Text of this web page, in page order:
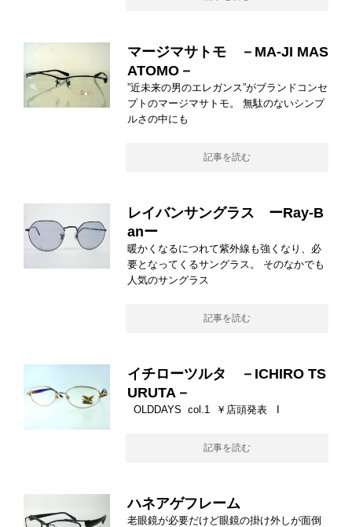
マージマサトモ －MA-JI MAS
ATOMO－
”近未来の男のエレガンス”がブランドコンセ
プトのマージマサトモ。 無駄のないシンプ
ルさの中にも
記事を読む
レイバンサングラス ーRay-B
anー
暖かくなるにつれて紫外線も強くなり、必
要となってくるサングラス。 そのなかでも
人気のサングラス
記事を読む
イチローツルタ －ICHIRO TS
URUTA－
OLDDAYS col.1 ￥店頭発表 I
記事を読む
ハネアゲフレーム
老眼鏡が必要だけど眼鏡の掛け外しが面倒